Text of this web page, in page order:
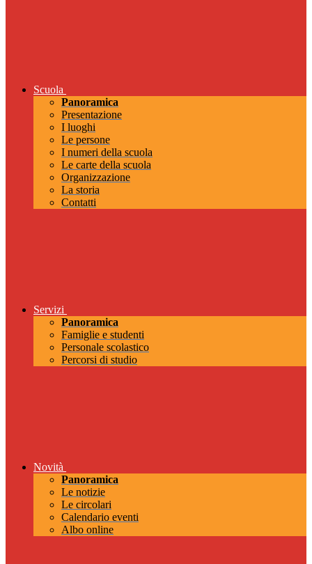
Scuola
Panoramica
Presentazione
I luoghi
Le persone
I numeri della scuola
Le carte della scuola
Organizzazione
La storia
Contatti
Servizi
Panoramica
Famiglie e studenti
Personale scolastico
Percorsi di studio
Novità
Panoramica
Le notizie
Le circolari
Calendario eventi
Albo online